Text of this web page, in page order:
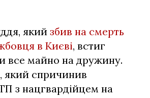
який збив на смерть
в Києві, встиг
все майно на дружину.
який спричинив
з нацгвардійцем на